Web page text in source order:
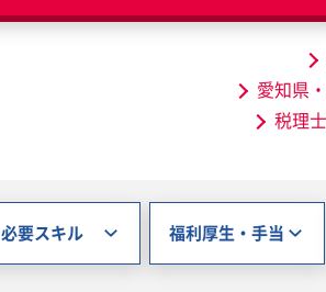
愛知県
税理
必要スキル 福利厚生・手当